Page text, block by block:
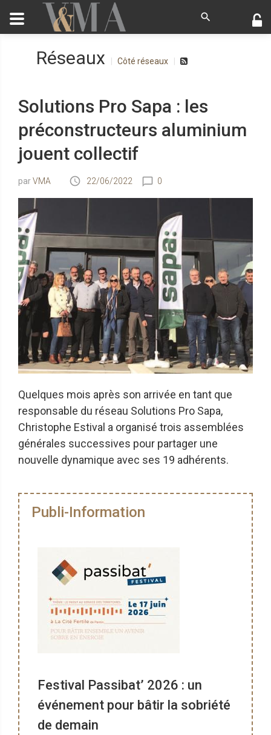
Réseaux Côté réseaux
Solutions Pro Sapa : les
préconstructeurs aluminium
jouent collectif
VMA 22/06/2022 0
Quelques mois après son arrivée en tant que
responsable du réseau Solutions Pro Sapa,
Christophe Estival a organisé trois assemblées
générales successives pour partager une
nouvelle dynamique avec ses 19 adhérents.
Publi-Information
Festival Passibat’ 2026 : un
événement pour bâtir la sobriété
de demain